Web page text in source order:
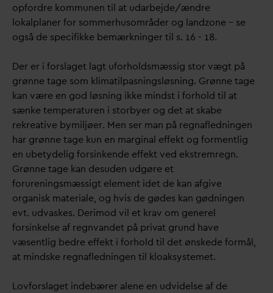
opfordre kommunen til at udarbejde/ændre
lokalplaner for sommerhusområder og landzone – se
også de specifikke bemærkninger til s. 16 - 18.
Der er i forslaget lagt uforholdsmæssig stor vægt på
grønne tage som klimatilpasningsløsning. Grønne tage
kan være en god løsning ikke mindst i forhold til at
sænke temperaturen i storbyer og det at skabe
rekreative bymiljøer. Men ser man på regnafledningen
har grønne tage kun en marginal effekt og formentlig
en ubetydelig forsinkende effekt ved ekstremregn.
Grønne tage kan desuden udgøre et
forureningsmæssigt element idet de kan afgive
organisk materiale, og hvis de gødes kan gødningen
evt. udvaskes. Derimod vil et krav om generel
forsinkelse af regnvandet på privat grund have
væsentlig bedre effekt i forhold til det ønskede formål,
at mindske regnafledningen til kloaksystemet.
Lovforslaget indebærer alene en udvidelse af de